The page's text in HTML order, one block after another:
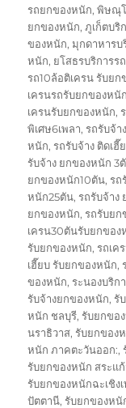
รถยกของหนัก,พิษณุโ
ยกของหนัก,ภูเก็ตบริ
ของหนัก,มุกดาหารบ
หนัก, ยโสธรบริการร
รถ10ล้อติเครน รับยก
เครนรถรับยกของหนัก
เครนรับยกของหนัก,
พิเศษ6เพลา,รถรับจ้า
หนัก,รถรับจ้าง ติดเ
รับจ้าง ยกของหนัก 3
ยกของหนัก10ตัน,รถ
หนัก25ตัน,รถรับจ้าง
ยกของหนัก,รถรับยก
เครน30ตันรับยกของ
รับยกของหนัก,รถเค
เฮี๊ยบ รับยกของหนัก,
ของหนัก,ระนองบริก
รับจ้างยกของหนัก,รั
หนัก ชลบุรี,รับยกขอ
นราธิวาส,รับยกของ
หนัก ภาคตะวันออก:,
รับยกของหนัก สระแ
รับยกของหนักฉะเชิงเ
ปัตตานี,รับยกของหนั